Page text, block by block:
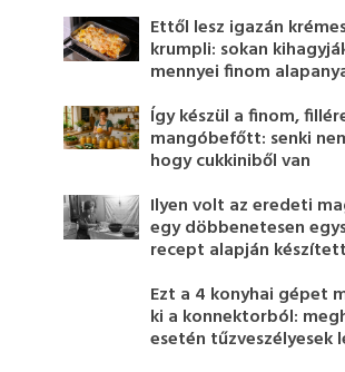
Ettől lesz igazán
krumpli: sokan
mennyei finom
Így készül a finom,
mangóbefőtt: senki
hogy cukkiniből van
Ilyen volt az eredeti
egy döbbenetesen
recept alapján
Ezt a 4 konyhai gépet
ki a konnektorból:
esetén tűzveszélyesek